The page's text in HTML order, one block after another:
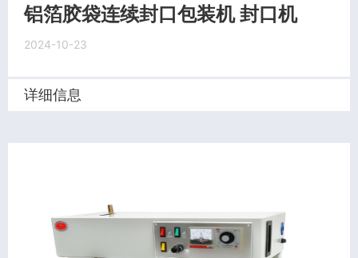
铝箔胶袋连续封口包装机 封口机
2024-10-23
详细信息